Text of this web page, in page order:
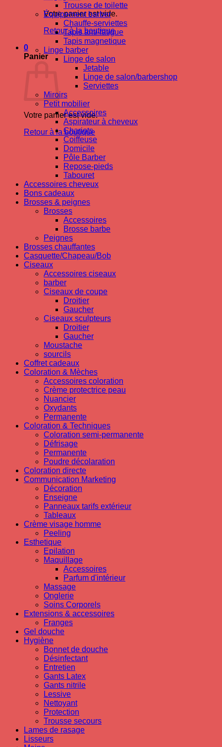
Votre panier est vide.
Retour à la boutique
0
Panier
Votre panier est vide.
Retour à la boutique
Trousse de toilette
Équipement barber
Chauffe-serviettes
Tapis anti-fatigue
Tapis magnetique
Linge barber
Linge de salon
Jetable
Linge de salon/barbershop
Serviettes
Miroirs
Petit mobilier
Accessoires
Aspirateur à cheveux
Chariots
Coiffeuse
Domicile
Pôle Barber
Repose-pieds
Tabouret
Accessoires cheveux
Bons cadeaux
Brosses & peignes
Brosses
Accessoires
Brosse barbe
Peignes
Brosses chauffantes
Casquette/Chapeau/Bob
Ciseaux
Accessoires ciseaux
barber
Ciseaux de coupe
Droitier
Gaucher
Ciseaux sculpteurs
Droitier
Gaucher
Moustache
sourcils
Coffret cadeaux
Coloration & Mèches
Accessoires coloration
Crème protectrice peau
Nuancier
Oxydants
Permanente
Coloration & Techniques
Coloration semi-permanente
Défrisage
Permanente
Poudre décolaration
Coloration directe
Communication Marketing
Décoration
Enseigne
Panneaux tarifs extérieur
Tableaux
Crème visage homme
Peeling
Esthetique
Epilation
Maquillage
Accessoires
Parfum d'intérieur
Massage
Onglerie
Soins Corporels
Extensions & accessoires
Franges
Gel douche
Hygiène
Bonnet de douche
Désinfectant
Entretien
Gants Latex
Gants nitrile
Lessive
Nettoyant
Protection
Trousse secours
Lames de rasage
Lisseurs